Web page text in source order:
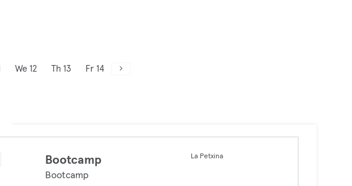
We 12 Th 13 Fr 14
Bootcamp
Bootcamp
La Petxina